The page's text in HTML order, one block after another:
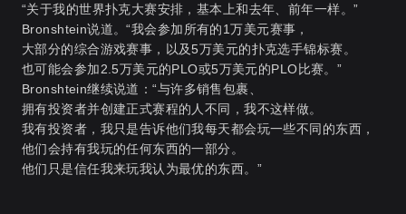
“关于我的世界扑克大赛安排，基本上和去年、前年一样。”
Bronshtein说道。“我会参加所有的1万美元赛事，
大部分的综合游戏赛事，以及5万美元的扑克选手锦标赛。
也可能会参加2.5万美元的PLO或5万美元的PLO比赛。”
Bronshtein继续说道：“与许多销售包裹、
拥有投资者并创建正式赛程的人不同，我不这样做。
我有投资者，我只是告诉他们我每天都会玩一些不同的东西，
他们会持有我玩的任何东西的一部分。
他们只是信任我来玩我认为最优的东西。”